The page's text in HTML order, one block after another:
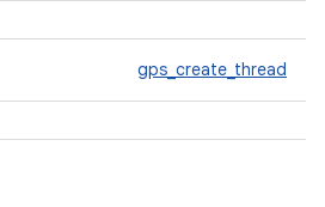
gps_create_thread